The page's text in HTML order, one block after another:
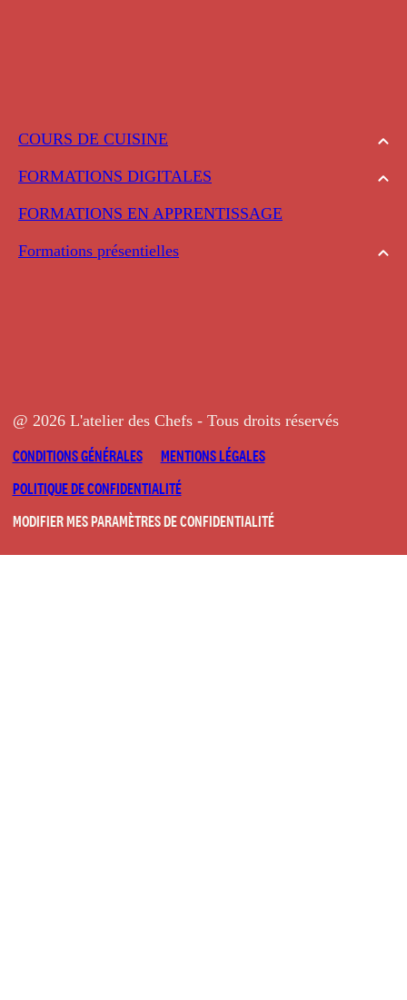
COURS DE CUISINE
FORMATIONS DIGITALES
FORMATIONS EN APPRENTISSAGE
Formations présentielles
@ 2026 L'atelier des Chefs - Tous droits réservés
CONDITIONS GÉNÉRALES
MENTIONS LÉGALES
POLITIQUE DE CONFIDENTIALITÉ
MODIFIER MES PARAMÈTRES DE CONFIDENTIALITÉ